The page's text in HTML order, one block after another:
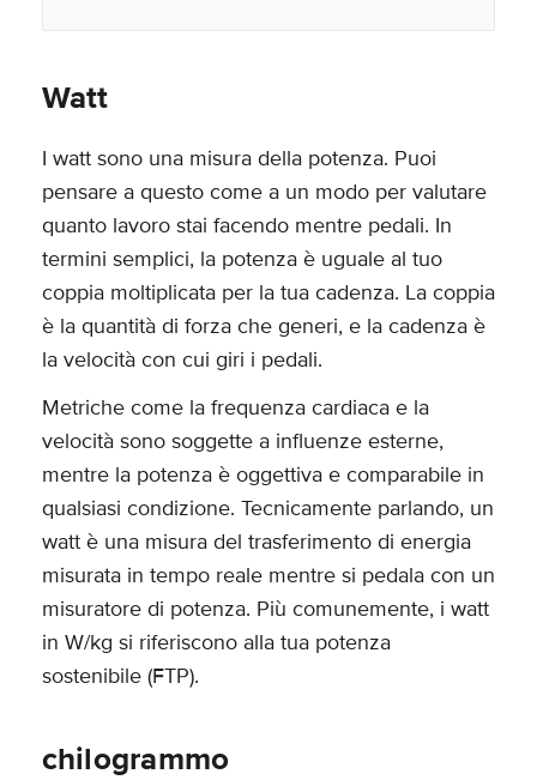
Watt
I watt sono una misura della potenza. Puoi
pensare a questo come a un modo per valutare
quanto lavoro stai facendo mentre pedali. In
termini semplici, la potenza è uguale al tuo
coppia moltiplicata per la tua cadenza. La coppia
è la quantità di forza che generi, e la cadenza è
la velocità con cui giri i pedali.
Metriche come la frequenza cardiaca e la
velocità sono soggette a influenze esterne,
mentre la potenza è oggettiva e comparabile in
qualsiasi condizione. Tecnicamente parlando, un
watt è una misura del trasferimento di energia
misurata in tempo reale mentre si pedala con un
misuratore di potenza. Più comunemente, i watt
in W/kg si riferiscono alla tua potenza
sostenibile (FTP).
chilogrammo